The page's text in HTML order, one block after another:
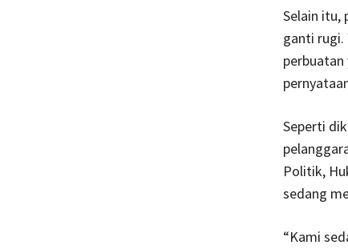
Selain itu,
ganti rugi.
Seperti
Politik,
sedang
“Kami